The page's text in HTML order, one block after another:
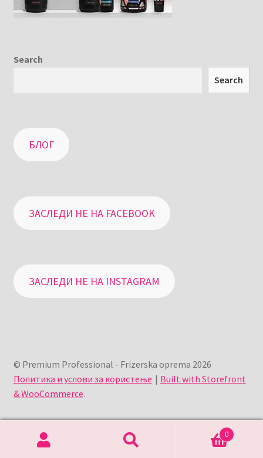
Search
Search
БЛОГ
ЗАСЛЕДИ НЕ НА FACEBOOK
ЗАСЛЕДИ НЕ НА INSTAGRAM
© Premium Professional - Frizerska oprema 2026
Политика и услови за користење
Built with Storefront
& WooCommerce.
0